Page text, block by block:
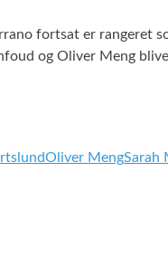
fortsat er rangeret
og Oliver Meng
Oliver MengSarah